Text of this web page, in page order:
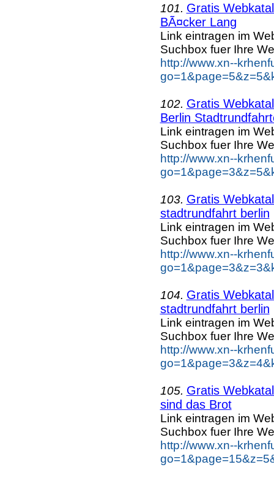
101. Gratis
BÃ¤cker Lang
Link eintragen im
Suchbox fuer Ihre
http://www.xn--
102. Gratis
Berlin
Link eintragen im
Suchbox fuer Ihre
http://www.xn--
103. Gratis
stadtrundfahrt berlin
Link eintragen im
Suchbox fuer Ihre
http://www.xn--
104. Gratis
stadtrundfahrt berlin
Link eintragen im
Suchbox fuer Ihre
http://www.xn--
105. Gratis
sind das Brot
Link eintragen im
Suchbox fuer Ihre
http://www.xn--